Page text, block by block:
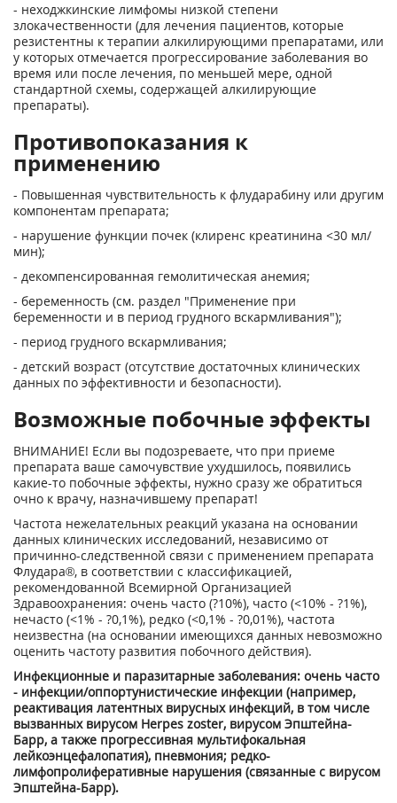
- неходжкинские лимфомы низкой степени
злокачественности (для лечения пациентов, которые
резистентны к терапии алкилирующими препаратами, или
у которых отмечается прогрессирование заболевания во
время или после лечения, по меньшей мере, одной
стандартной схемы, содержащей алкилирующие
препараты).
Противопоказания к
применению
- Повышенная чувствительность к флударабину или другим
компонентам препарата;
- нарушение функции почек (клиренс креатинина <30 мл/
мин);
- декомпенсированная гемолитическая анемия;
- беременность (см. раздел "Применение при
беременности и в период грудного вскармливания");
- период грудного вскармливания;
- детский возраст (отсутствие достаточных клинических
данных по эффективности и безопасности).
Возможные побочные эффекты
ВНИМАНИЕ! Если вы подозреваете, что при приеме
препарата ваше самочувствие ухудшилось, появились
какие-то побочные эффекты, нужно сразу же обратиться
очно к врачу, назначившему препарат!
Частота нежелательных реакций указана на основании
данных клинических исследований, независимо от
причинно-следственной связи с применением препарата
Флудара®, в соответствии с классификацией,
рекомендованной Всемирной Организацией
Здравоохранения: очень часто (?10%), часто (<10% - ?1%),
нечасто (<1% - ?0,1%), редко (<0,1% - ?0,01%), частота
неизвестна (на основании имеющихся данных невозможно
оценить частоту развития побочного действия).
Инфекционные и паразитарные заболевания: очень часто
- инфекции/оппортунистические инфекции (например,
реактивация латентных вирусных инфекций, в том числе
вызванных вирусом Herpes zoster, вирусом Эпштейна-
Барр, а также прогрессивная мультифокальная
лейкоэнцефалопатия), пневмония; редко-
лимфопролиферативные нарушения (связанные с вирусом
Эпштейна-Барр).